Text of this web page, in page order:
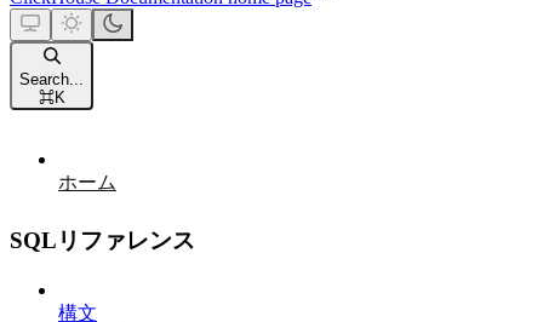
Search...
⌘K
ホーム
SQLリファレンス
構文